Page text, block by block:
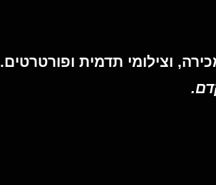
וצילומי תדמית ופורטרטים.